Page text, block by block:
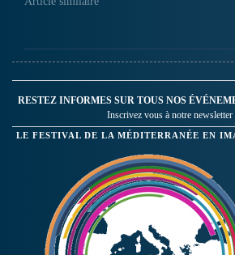
RESTEZ INFORMES SUR TOUS NOS
Inscrivez vous à notre newsletter
LE FESTIVAL DE LA MÉDITERRANÉE EN